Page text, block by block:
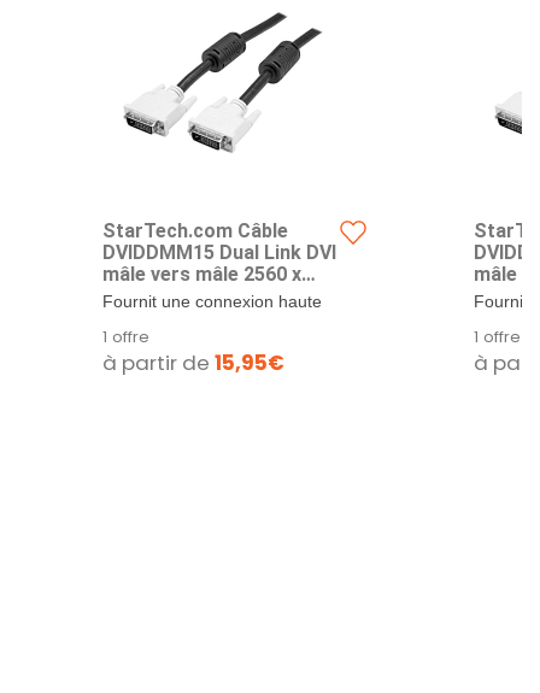
StarTech.com Câble
DVIDDMM15 Dual Link DVI
mâle vers mâle 2560 x
1600 DVI-D pour écran
câble vidéo
Fournit une connexion haute
appareils...
1 offre
à partir de 15,95€
mâle
1600
câble
Fournit
1 offre
à